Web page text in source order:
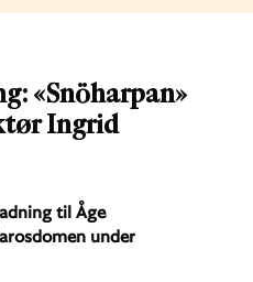
«Snöharpan»
Ingrid
til Åge
under